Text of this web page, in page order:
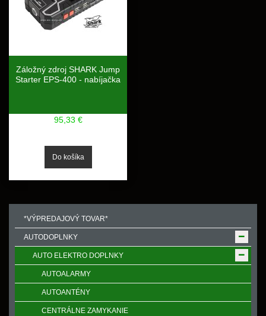
Záložný zdroj SHARK Jump
Starter EPS-400 - nabíjačka
95,33 €
*VÝPREDAJOVÝ TOVAR*
AUTODOPLNKY
AUTO ELEKTRO DOPLNKY
AUTOALARMY
AUTOANTÉNY
CENTRÁLNE ZAMYKANIE